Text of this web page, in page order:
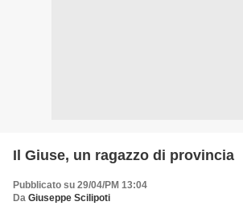
Il Giuse, un ragazzo di provincia
Pubblicato su 29/04/PM 13:04
Da Giuseppe Scilipoti